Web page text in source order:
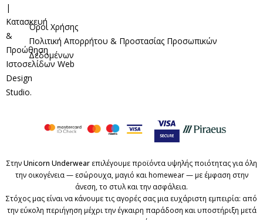
|
Κατασκευή
&
Προώθηση
Ιστοσελίδων Web
Design
Studio.
Όροι Χρήσης
Πολιτική Απορρήτου & Προστασίας Προσωπικών
Δεδομένων
ΣτηνUnicorn Underwearεπιλέγουμε προϊόντα υψηλής ποιότητας για όλη
την οικογένεια — εσώρουχα, μαγιό και homewear — με έμφαση στην
άνεση, το στυλ και την ασφάλεια.
Στόχος μας είναι να κάνουμε τις αγορές σας μια ευχάριστη εμπειρία: από
την εύκολη περιήγηση μέχρι την έγκαιρη παράδοση και υποστήριξη μετά